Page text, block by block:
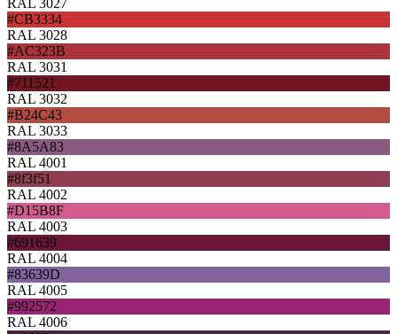
#CB3334
RAL 3028
#AC323B
RAL 3031
#711521
RAL 3032
#B24C43
RAL 3033
#8A5A83
RAL 4001
#8f3f51
RAL 4002
#D15B8F
RAL 4003
#691639
RAL 4004
#83639D
RAL 4005
#992572
RAL 4006